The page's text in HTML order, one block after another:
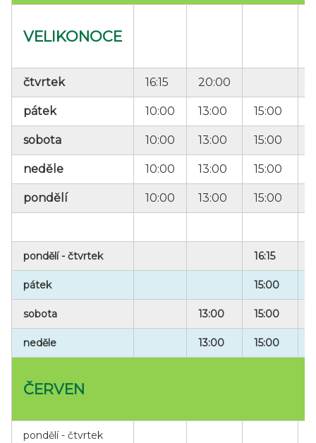
VELIKONOCE
čtvrtek 16:15 20:00
pátek 10:00 13:00 15:00
sobota 10:00 13:00 15:00
neděle 10:00 13:00 15:00
pondělí 10:00 13:00 15:00
pondělí - čtvrtek 16:15
pátek 15:00
sobota 13:00 15:00
neděle 13:00 15:00
ČERVEN
pondělí - čtvrtek